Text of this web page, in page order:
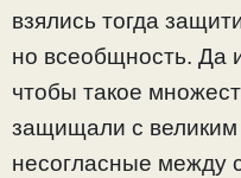
взялись тогда
но всеобщность. Да
чтобы такое
защищали с
несогласные между